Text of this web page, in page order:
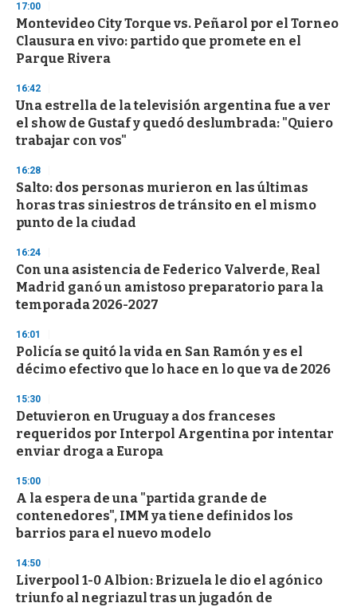
d
s
o
f
3
s
e
c
o
n
17:00
Montevideo City Torque vs. Peñarol por el Torneo
Clausura en vivo: partido que promete en el
Parque Rivera
16:42
Una estrella de la televisión argentina fue a ver
el show de Gustaf y quedó deslumbrada: "Quiero
trabajar con vos"
16:28
Salto: dos personas murieron en las últimas
horas tras siniestros de tránsito en el mismo
punto de la ciudad
16:24
Con una asistencia de Federico Valverde, Real
Madrid ganó un amistoso preparatorio para la
temporada 2026-2027
16:01
Policía se quitó la vida en San Ramón y es el
décimo efectivo que lo hace en lo que va de 2026
15:30
Detuvieron en Uruguay a dos franceses
requeridos por Interpol Argentina por intentar
enviar droga a Europa
15:00
A la espera de una "partida grande de
contenedores", IMM ya tiene definidos los
barrios para el nuevo modelo
14:50
Liverpool 1-0 Albion: Brizuela le dio el agónico
triunfo al negriazul tras un jugadón de